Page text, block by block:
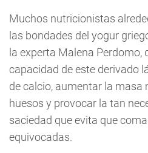
Muchos nutricionistas
las bondades del yogur
la experta Malena Perdomo,
capacidad de este derivado
de calcio, aumentar la masa
huesos y provocar la tan
saciedad que evita que
equivocadas.